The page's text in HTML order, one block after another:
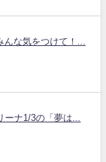
んな気をつけて！...
ーナ1/3の「夢は...